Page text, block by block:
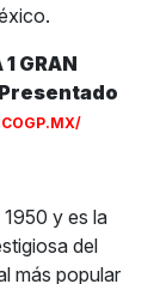
GRAN
Presentado
y es la
del
más popular